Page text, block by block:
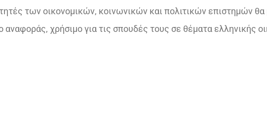
των οικονομικών, κοινωνικών και πολιτικών επιστημών
αναφοράς, χρήσιμο για τις σπουδές τους σε θέματα ελληνικής